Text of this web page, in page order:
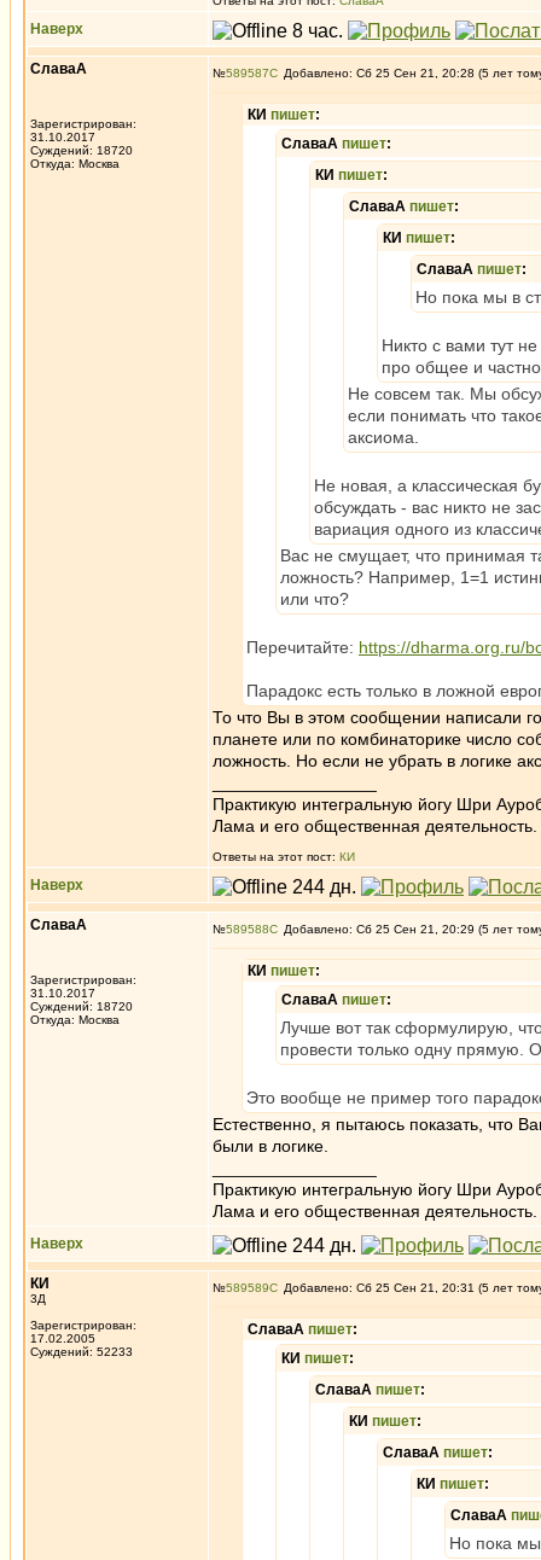
Наверх
СлаваА
Зарегистрирован:
31.10.2017
Суждений: 18720
Откуда: Москва
№589587 Добавлено: Сб 25 Сен 21, 20:28 (5 лет
КИ пишет:
СлаваА пишет:
КИ пишет:
СлаваА пишет:
КИ пишет:
СлаваА пишет:
Но пока мы в
Никто с вами тут
про общее и
Не совсем так. Мы
если понимать что
аксиома.
Не новая, а классическая
обсуждать - вас никто не
вариация одного из
Вас не смущает, что принимая
ложность? Например, 1=1
или что?
Перечитайте: https://dharma.org.ru/
Парадокс есть только в ложной
То что Вы в этом сообщении написали
планете или по комбинаторике число
ложность. Но если не убрать в логике
Практикую интегральную йогу Шри
Лама и его общественная деятельность.
Ответы на этот пост: КИ
Наверх
СлаваА
Зарегистрирован:
31.10.2017
Суждений: 18720
Откуда: Москва
№589588 Добавлено: Сб 25 Сен 21, 20:29 (5 лет
КИ пишет:
СлаваА пишет:
Лучше вот так сформулирую,
провести только одну прямую.
Это вообще не пример того
Естественно, я пытаюсь показать, что
были в логике.
Практикую интегральную йогу Шри
Лама и его общественная деятельность.
Наверх
КИ
3Д
Зарегистрирован:
17.02.2005
Суждений: 52233
№589589 Добавлено: Сб 25 Сен 21, 20:31 (5 лет
СлаваА пишет:
КИ пишет:
СлаваА пишет:
КИ пишет:
СлаваА пишет:
КИ пишет:
СлаваА
Но пока мы